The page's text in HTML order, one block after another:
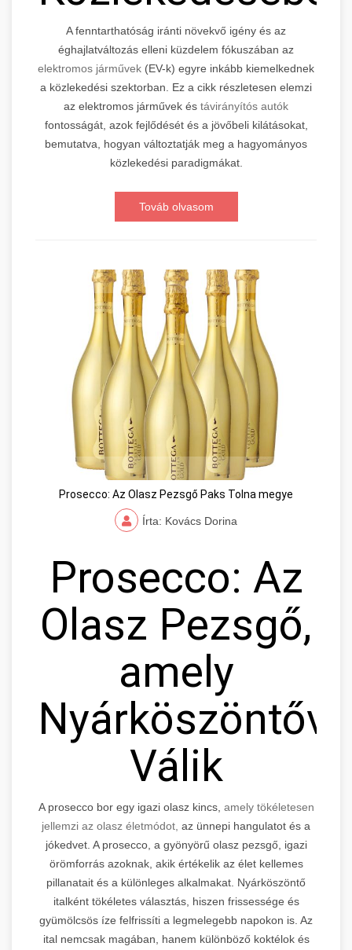
A fenntarthatóság iránti növekvő igény és az
éghajlatváltozás elleni küzdelem fókuszában az
elektromos járművek (EV-k) egyre inkább kiemelkednek
a közlekedési szektorban. Ez a cikk részletesen elemzi
az elektromos járművek és távirányítós autók
fontosságát, azok fejlődését és a jövőbeli kilátásokat,
bemutatva, hogyan változtatják meg a hagyományos
közlekedési paradigmákat.
Továb olvasom
Prosecco: Az Olasz Pezsgő Paks Tolna megye
Írta: Kovács Dorina
Prosecco: Az
Olasz Pezsgő,
amely
Nyárköszöntővé
Válik
A prosecco bor egy igazi olasz kincs, amely tökéletesen
jellemzi az olasz életmódot, az ünnepi hangulatot és a
jókedvet. A prosecco, a gyönyörű olasz pezsgő, igazi
örömforrás azoknak, akik értékelik az élet kellemes
pillanatait és a különleges alkalmakat. Nyárköszöntő
italként tökéletes választás, hiszen frissessége és
gyümölcsös íze felfrissíti a legmelegebb napokon is. Az
ital nemcsak magában, hanem különböző koktélok és